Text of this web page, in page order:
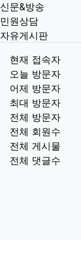
신문&방송
민원상담
자유게시판
현재 접속자
오늘 방문자
어제 방문자
최대 방문자
전체 방문자
전체 회원수
전체 게시물
전체 댓글수